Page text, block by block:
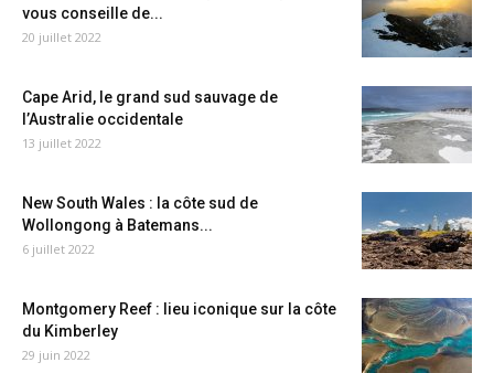
vous conseille de...
20 juillet 2022
Cape Arid, le grand sud sauvage de
l’Australie occidentale
13 juillet 2022
New South Wales : la côte sud de
Wollongong à Batemans...
6 juillet 2022
Montgomery Reef : lieu iconique sur la côte
du Kimberley
29 juin 2022